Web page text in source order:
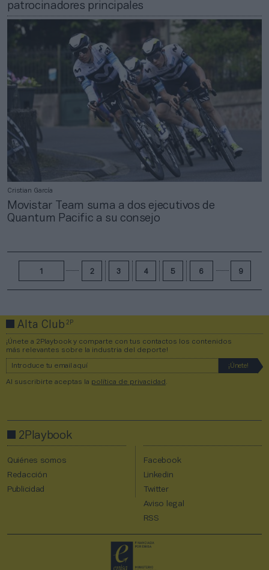
patrocinadores principales
Cristian García
Movistar Team suma a dos ejecutivos de
Quantum Pacific a su consejo
2 3 4 5 6 9
Alta Club2P
¡Únete a 2Playbook y comparte con tus contactos los contenidos
más relevantes sobre la industria del deporte!
Al suscribirte aceptas la política de privacidad .
2Playbook
Quiénes somos
Redacción
Publicidad
Facebook
Linkedin
Twitter
Aviso legal
RSS